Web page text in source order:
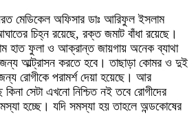
মেডিকেল অফিসার ডাঃ আরিফুল ইসলাম
চিহ্ন রয়েছে, রক্ত জমাট বাঁধা রয়েছে।
হাত ফুলা ও আক্রান্ত জায়গায় অনেক ব্যাথা
আল্ট্রাসন করতে হবে। তাছাড়া কোমর ও দুই
জন্য রোগীকে পরামর্শ দেয়া হয়েছে। আর
সেটা এখনো নিশ্চিত নই তবে রোগীদের
হচ্ছে। যদি সমস্যা হয় তাহলে অন্ডকোষের